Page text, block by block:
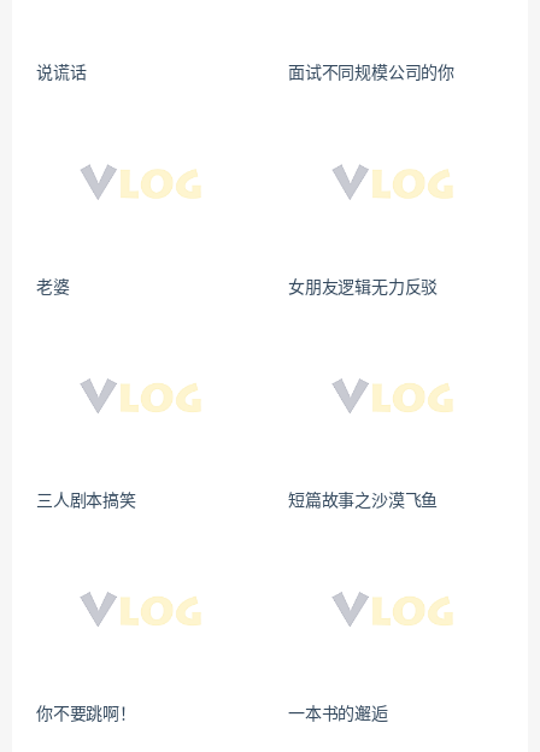
说谎话 面试不同规模公司的你
老婆 女朋友逻辑无力反驳
三人剧本搞笑 短篇故事之沙漠飞鱼
你不要跳啊！ 一本书的邂逅